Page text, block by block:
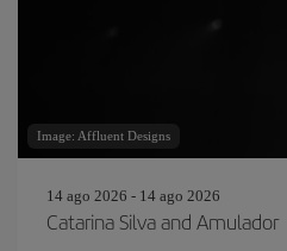
Image: Affluent Designs
14 ago 2026 - 14 ago 2026
Catarina Silva and Amulador